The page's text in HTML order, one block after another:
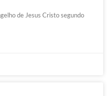
de Jesus Cristo segundo